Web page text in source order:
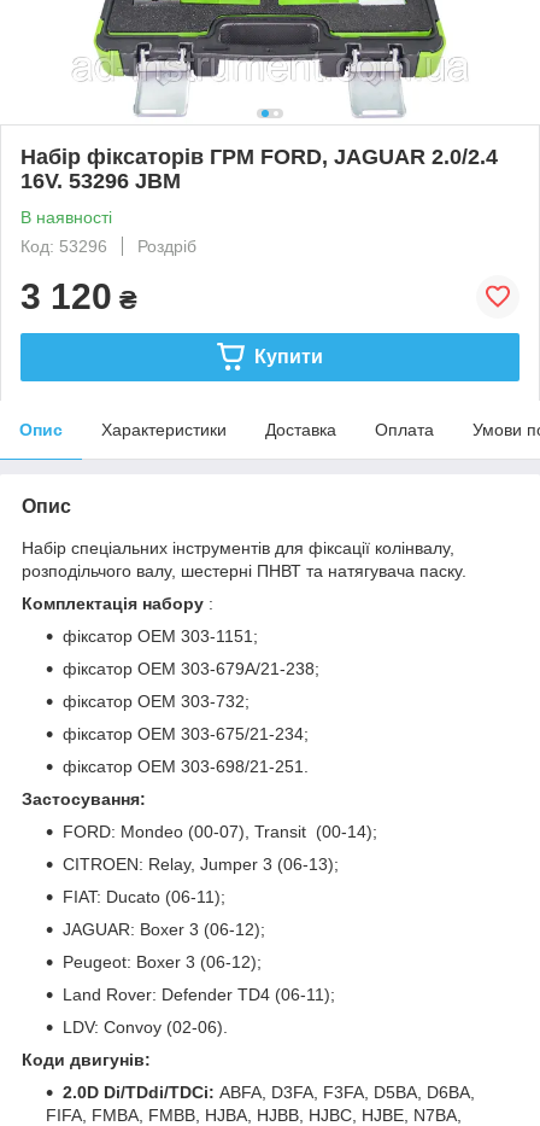
Набір фіксаторів ГРМ FORD, JAGUAR 2.0/2.4
16V. 53296 JBM
В наявності
Код: 53296
Роздріб
3 120 ₴
Купити
Опис Характеристики Доставка Оплата Умови
Опис
Набір спеціальних інструментів для фіксації колінвалу,
розподільчого валу, шестерні ПНВТ та натягувача паску.
Комплектація набору :
фіксатор OEM 303-1151;
фіксатор OEM 303-679А/21-238;
фіксатор OEM 303-732;
фіксатор OEM 303-675/21-234;
фіксатор OEM 303-698/21-251.
Застосування:
FORD: Mondeo (00-07), Transit (00-14);
CITROEN: Relay, Jumper 3 (06-13);
FIAT: Ducato (06-11);
JAGUAR: Boxer 3 (06-12);
Peugeot: Boxer 3 (06-12);
Land Rover: Defender TD4 (06-11);
LDV: Convoy (02-06).
Коди двигунів:
2.0D Di/TDdi/TDCi: ABFA, D3FA, F3FA, D5BA, D6BA,
FIFA, FMBA, FMBB, HJBA, HJBB, HJBC, HJBE, N7BA,